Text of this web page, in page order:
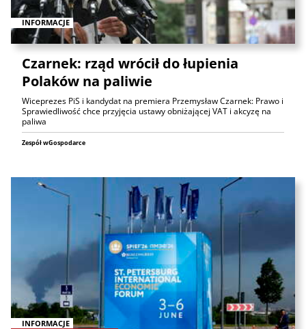
INFORMACJE
Czarnek: rząd wrócił do łupienia
Polaków na paliwie
Wiceprezes PiS i kandydat na premiera Przemysław Czarnek: Prawo i
Sprawiedliwość chce przyjęcia ustawy obniżającej VAT i akcyzę na
paliwa
Zespół wGospodarce
INFORMACJE